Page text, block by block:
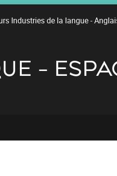
Industries de la langue -
-